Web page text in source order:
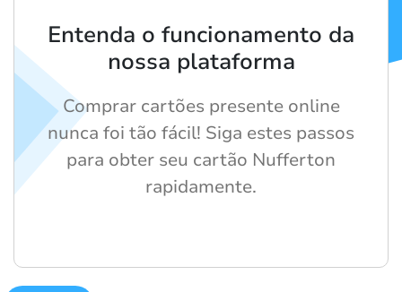
Entenda o funcionamento da
nossa plataforma
Comprar cartões presente online
nunca foi tão fácil! Siga estes passos
para obter seu cartão Nufferton
rapidamente.